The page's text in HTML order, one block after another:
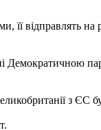
відправлять
з ЄС